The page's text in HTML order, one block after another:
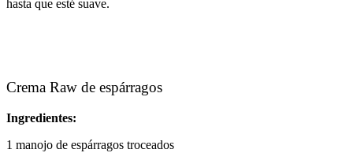
hasta que esté suave.
Crema Raw de espárragos
Ingredientes:
1 manojo de espárragos troceados